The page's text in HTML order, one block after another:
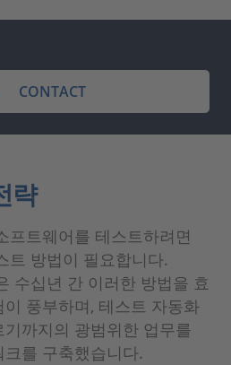
CONTACT
략
프트웨어를 테스트하려면
트 방법이 필요합니다.
수십년 간 이러한 방법을 효
풍부하며, 테스트 자동화
까지의 광범위한 업무를
를 구축했습니다.